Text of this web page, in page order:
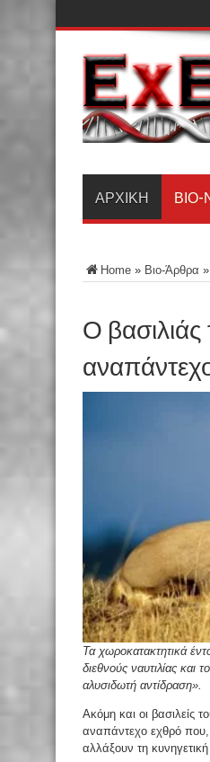
ΑΡΧΙΚΗ
Home » Βιο-Άρθρα »
Ο
Τα χωροκατακτητικά
διεθνούς ναυτιλίας και
αλυσιδωτή αντίδραση».
Ακόμη και οι βασιλείς
αναπάντεχο εχθρό που,
αλλάξουν τη